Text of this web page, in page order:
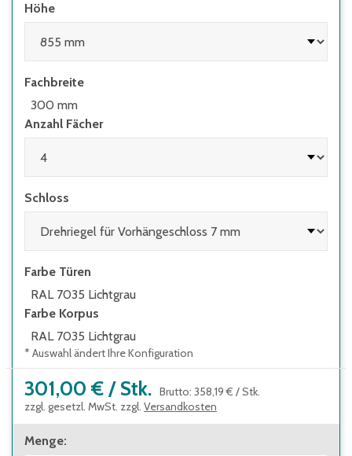
Höhe
Fachbreite
300 mm
Anzahl Fächer
Schloss
Farbe Türen
RAL 7035 Lichtgrau
Farbe Korpus
RAL 7035 Lichtgrau
* Auswahl ändert Ihre Konfiguration
301,00 € / Stk. Brutto: 358,19 € /Stk.
zzgl. gesetzl. MwSt. zzgl. Versandkosten
Menge: